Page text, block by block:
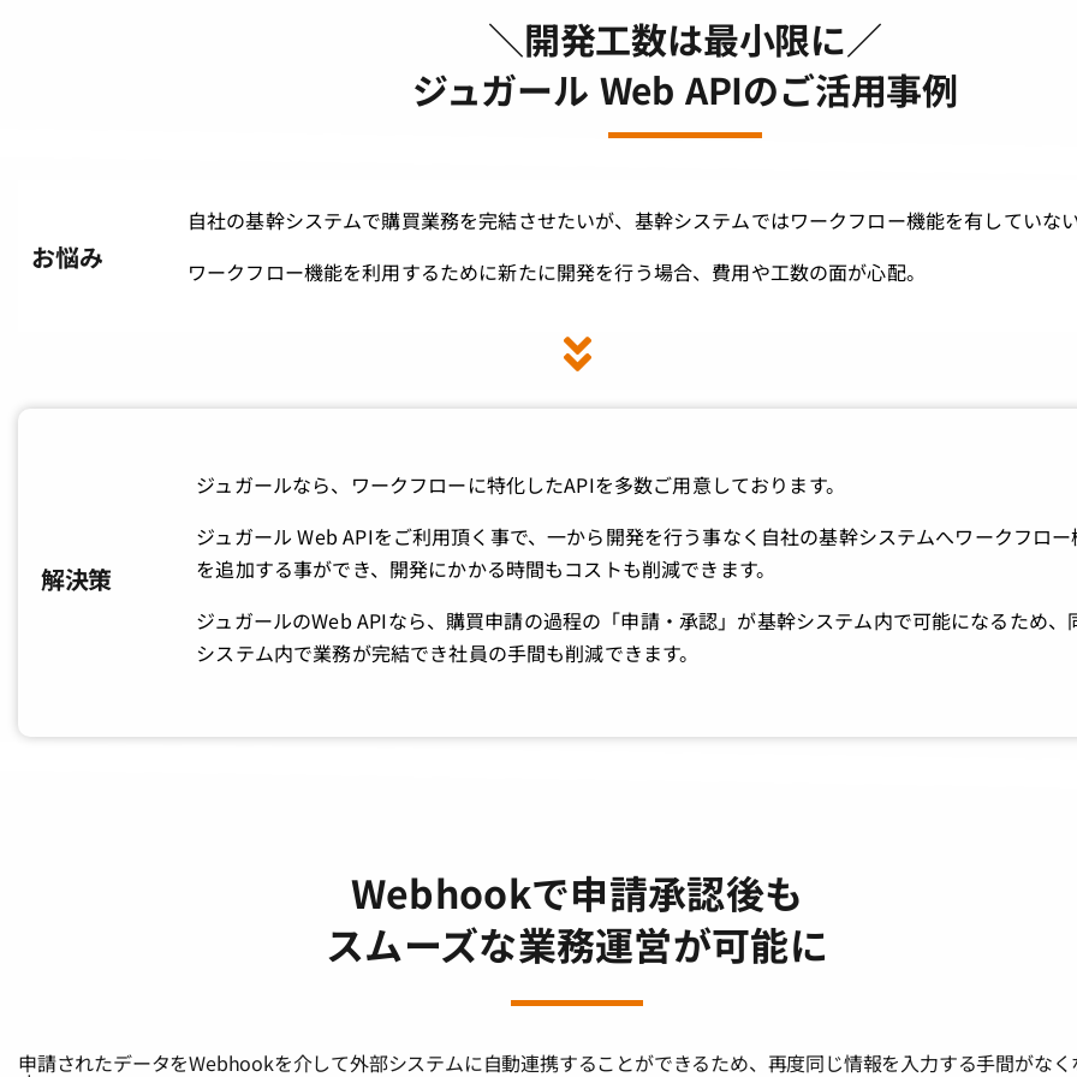
＼開発工数は最小限に／
ジュガール Web APIのご活用事例
お悩み
自社の基幹システムで購買業務を完結させたいが、基幹システムではワークフロー機能を有していない
ワークフロー機能を利用するために新たに開発を行う場合、費用や工数の面が心配。
解決策
ジュガールなら、ワークフローに特化したAPIを多数ご用意しております。
ジュガール Web APIをご利用頂く事で、一から開発を行う事なく自社の基幹システムへワークフロ
を追加する事ができ、開発にかかる時間もコストも削減できます。
ジュガールのWeb APIなら、購買申請の過程の「申請・承認」が基幹システム内で可能になるため、
システム内で業務が完結でき社員の手間も削減できます。
Webhookで申請承認後も
スムーズな業務運営が可能に
申請されたデータをWebhookを介して外部システムに自動連携することができるため、再度同じ情報を入力する手間がなく